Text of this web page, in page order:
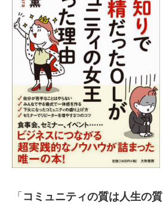
「 コミュニティの質は人生の質